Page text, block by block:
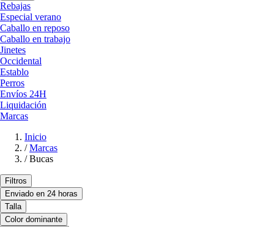
Rebajas
Especial verano
Caballo en reposo
Caballo en trabajo
Jinetes
Occidental
Establo
Perros
Envíos 24H
Liquidación
Marcas
Inicio
/ Marcas
/ Bucas
Filtros
Enviado en 24 horas
Talla
Color dominante